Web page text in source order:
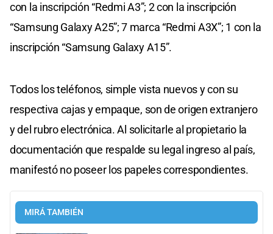
con la inscripción “Redmi A3”; 2 con la inscripción
“Samsung Galaxy A25”; 7 marca “Redmi A3X”; 1 con la
inscripción “Samsung Galaxy A15”.
Todos los teléfonos, simple vista nuevos y con su
respectiva cajas y empaque, son de origen extranjero
y del rubro electrónica. Al solicitarle al propietario la
documentación que respalde su legal ingreso al país,
manifestó no poseer los papeles correspondientes.
MIRÁ TAMBIÉN